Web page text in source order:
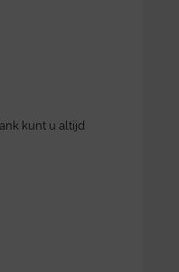
kunt u altijd